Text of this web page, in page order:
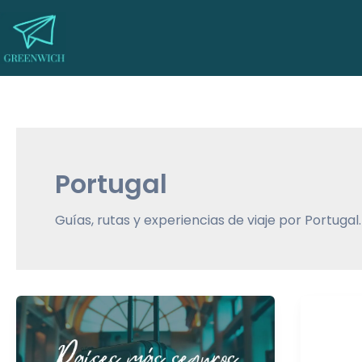
contenido
Portugal
Guías, rutas y experiencias de viaje por Portugal.